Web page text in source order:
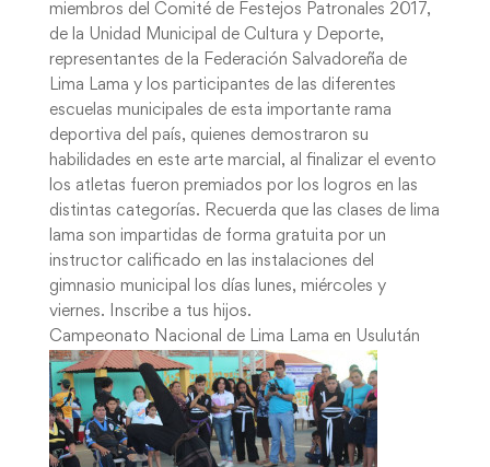
miembros del Comité de Festejos Patronales 2017,
de la Unidad Municipal de Cultura y Deporte,
representantes de la Federación Salvadoreña de
Lima Lama y los participantes de las diferentes
escuelas municipales de esta importante rama
deportiva del país, quienes demostraron su
habilidades en este arte marcial, al finalizar el evento
los atletas fueron premiados por los logros en las
distintas categorías. Recuerda que las clases de lima
lama son impartidas de forma gratuita por un
instructor calificado en las instalaciones del
gimnasio municipal los días lunes, miércoles y
viernes. Inscribe a tus hijos.
Campeonato Nacional de Lima Lama en Usulután